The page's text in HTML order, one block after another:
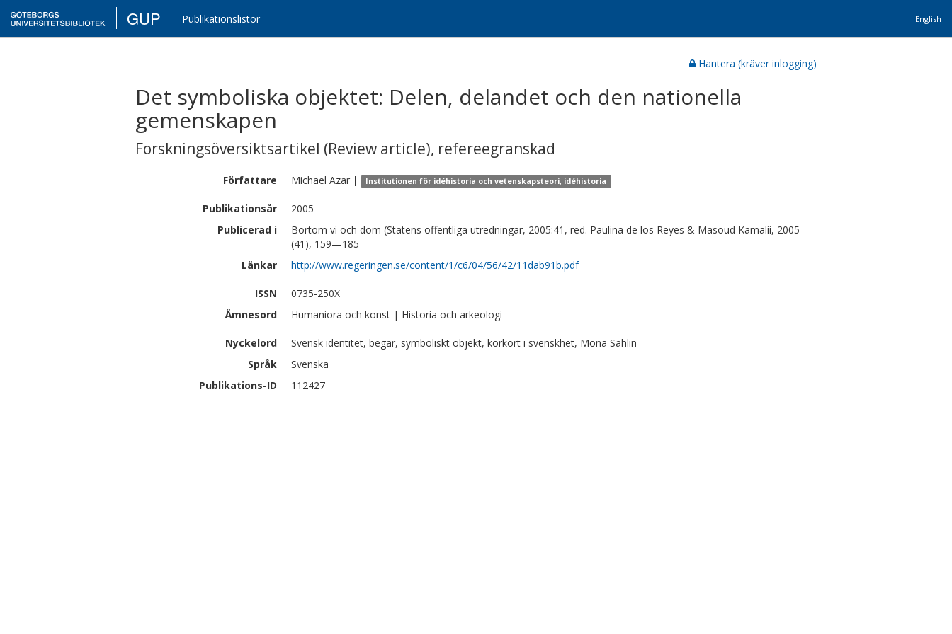
GUP Publikationslistor English
Hantera (kräver inlogging)
Det symboliska objektet: Delen, delandet och den nationella
gemenskapen
Forskningsöversiktsartikel (Review article), refereegranskad
Författare Michael Azar | Institutionen för idéhistoria och vetenskapsteori, idéhistoria
Publikationsår
2005
Publicerad i
Bortom vi och dom (Statens offentliga utredningar, 2005:41, red. Paulina de los Reyes & Masoud Kamalii, 2005
(41), 159—185
Länkar
http://www.regeringen.se/content/1/c6/04/56/42/11dab91b.pdf
ISSN
0735-250X
Ämnesord
Humaniora och konst | Historia och arkeologi
Nyckelord
Svensk identitet, begär, symboliskt objekt, körkort i svenskhet, Mona Sahlin
Språk
Svenska
Publikations-ID
112427